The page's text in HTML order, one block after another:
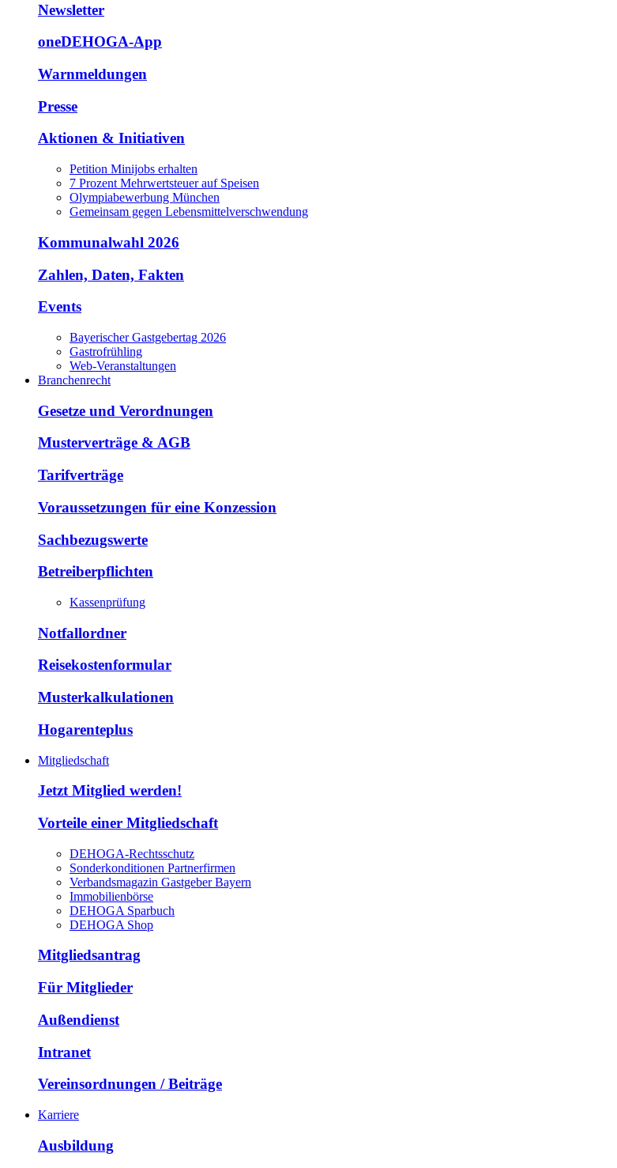
Newsletter
oneDEHOGA-App
Warnmeldungen
Presse
Aktionen & Initiativen
Petition Minijobs erhalten
7 Prozent Mehrwertsteuer auf Speisen
Olympiabewerbung München
Gemeinsam gegen Lebensmittelverschwendung
Kommunalwahl 2026
Zahlen, Daten, Fakten
Events
Bayerischer Gastgebertag 2026
Gastrofrühling
Web-Veranstaltungen
Branchenrecht
Gesetze und Verordnungen
Musterverträge & AGB
Tarifverträge
Voraussetzungen für eine Konzession
Sachbezugswerte
Betreiberpflichten
Kassenprüfung
Notfallordner
Reisekostenformular
Musterkalkulationen
Hogarenteplus
Mitgliedschaft
Jetzt Mitglied werden!
Vorteile einer Mitgliedschaft
DEHOGA-Rechtsschutz
Sonderkonditionen Partnerfirmen
Verbandsmagazin Gastgeber Bayern
Immobilienbörse
DEHOGA Sparbuch
DEHOGA Shop
Mitgliedsantrag
Für Mitglieder
Außendienst
Intranet
Vereinsordnungen / Beiträge
Karriere
Ausbildung